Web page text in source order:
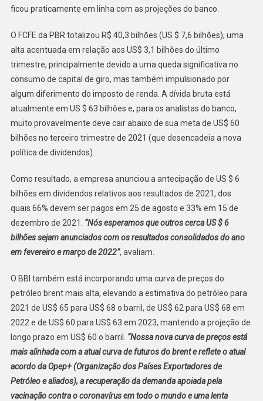
ficou praticamente em linha com as projeções do banco.
O FCFE da PBR totalizou R$ 40,3 bilhões (US $ 7,6 bilhões), uma
alta acentuada em relação aos US$ 3,1 bilhões do último
trimestre, principalmente devido a uma queda significativa no
consumo de capital de giro, mas também impulsionado por
algum diferimento do imposto de renda. A dívida bruta está
atualmente em US $ 63 bilhões e, para os analistas do banco,
muito provavelmente deve cair abaixo de sua meta de US$ 60
bilhões no terceiro trimestre de 2021 (que desencadeia a nova
política de dividendos).
Como resultado, a empresa anunciou a antecipação de US $ 6
bilhões em dividendos relativos aos resultados de 2021, dos
quais 66% devem ser pagos em 25 de agosto e 33% em 15 de
dezembro de 2021. “Nós esperamos que outros cerca US $ 6
bilhões sejam anunciados com os resultados consolidados do ano
em fevereiro e março de 2022”, avaliam.
O BBI também está incorporando uma curva de preços do
petróleo brent mais alta, elevando a estimativa do petróleo para
2021 de US$ 65 para US$ 68 o barril, de US$ 62 para US$ 68 em
2022 e de US$ 60 para US$ 63 em 2023, mantendo a projeção de
longo prazo em US$ 60 o barril. “Nossa nova curva de preços está
mais alinhada com a atual curva de futuros do brent e reflete o atual
acordo da Opep+ (Organização dos Países Exportadores de
Petróleo e aliados), a recuperação da demanda apoiada pela
vacinação contra o coronavírus em todo o mundo e uma lenta